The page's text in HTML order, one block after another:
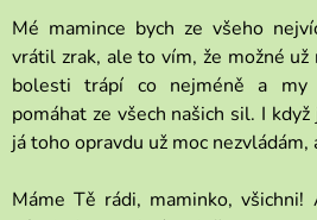
Mé mamince bych ze všeho
vrátil zrak, ale to vím, že možné
bolesti trápí co nejméně a
pomáhat ze všech našich sil. I
já toho opravdu už moc nezvládám,
Máme Tě rádi, maminko,